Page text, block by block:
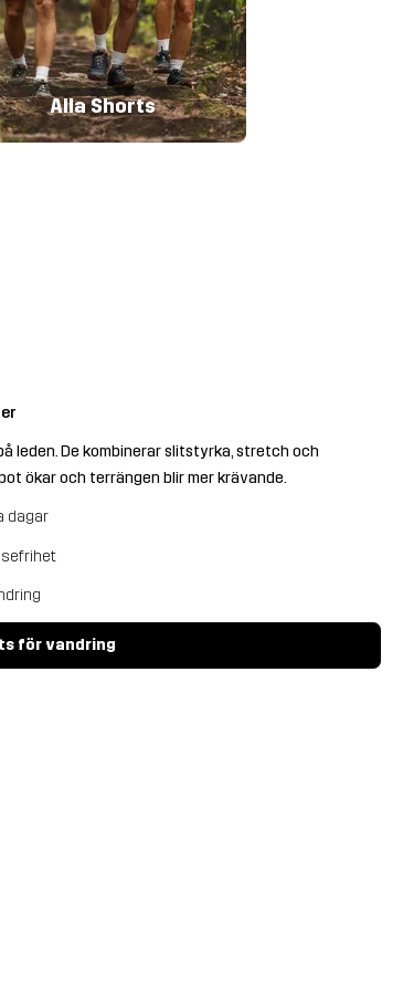
Alla Shorts
leden. De kombinerar slitstyrka, stretch och
ökar och terrängen blir mer krävande.
dagar
för vandring